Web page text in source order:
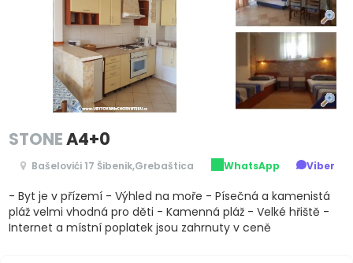
STONEA4+0
Bašelovići 17 Šibenik,Grebaštica WhatsApp Viber
- Byt je v přízemí - Výhled na moře - Písečná a kamenistá
pláž velmi vhodná pro děti - Kamenná pláž - Velké hřiště -
Internet a místní poplatek jsou zahrnuty v ceně